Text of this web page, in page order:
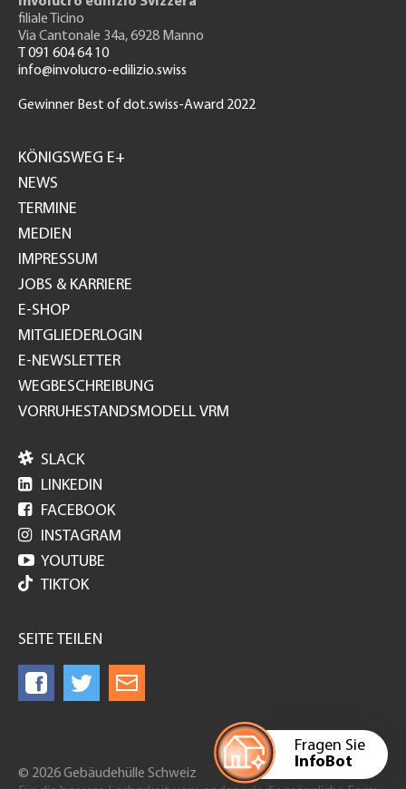
Fragen Sie
InfoBot
filiale Ticino
Via Cantonale 34a, 6928 Manno
T 091 604 64 10
info@involucro-edilizio.swiss
Gewinner Best of dot.swiss-Award 2022
GH
KÖNIGSWEG E+
NEWS
TERMINE
MEDIEN
IMPRESSUM
JOBS & KARRIERE
E-SHOP
MITGLIEDERLOGIN
E-NEWSLETTER
WEGBESCHREIBUNG
VORRUHESTANDSMODELL VRM
 SLACK
 LINKEDIN
 FACEBOOK
 INSTAGRAM
 YOUTUBE
TIKTOK
SEITE TEILEN
© 2026 Gebäudehülle Schweiz